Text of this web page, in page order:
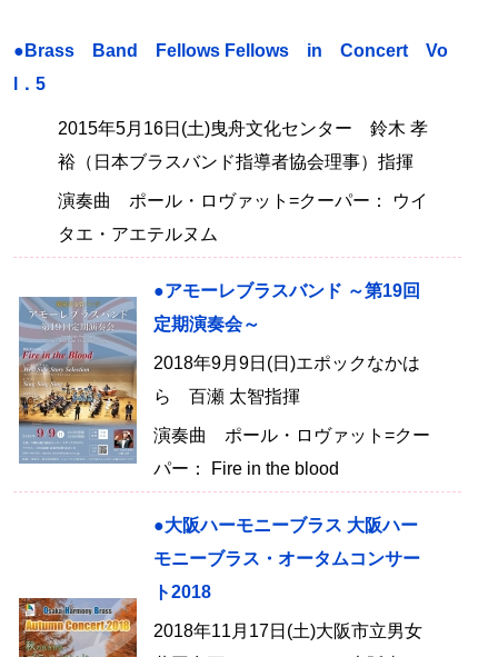
●Brass Band Fellows Fellows in Concert Vo
l．5
2015年5月16日(土)曳舟文化センター 鈴木 孝
裕（日本ブラスバンド指導者協会理事）指揮
演奏曲 ポール・ロヴァット=クーパー： ウイ
タエ・アエテルヌム
●アモーレブラスバンド ～第19回
定期演奏会～
2018年9月9日(日)エポックなかは
ら 百瀬 太智指揮
演奏曲 ポール・ロヴァット=クー
パー： Fire in the blood
●大阪ハーモニーブラス 大阪ハー
モニーブラス・オータムコンサー
ト2018
2018年11月17日(土)大阪市立男女